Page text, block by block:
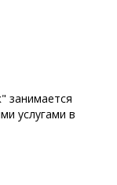
занимается
услугами в